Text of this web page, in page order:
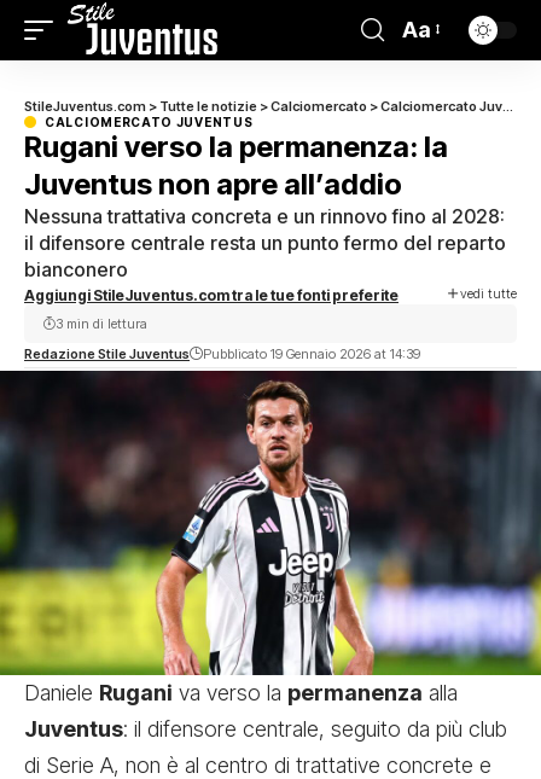
Aa
StileJuventus.com > Tutte le notizie >Calciomercato >Calciomercato Juventus
CALCIOMERCATO JUVENTUS
Rugani verso la permanenza: la
Juventus non apre all’addio
Nessuna trattativa concreta e un rinnovo fino al 2028:
il difensore centrale resta un punto fermo del reparto
bianconero
Aggiungi StileJuventus.com tra le tue fonti preferite vedi tutte
Redazione Stile Juventus Pubblicato 19 Gennaio 2026 at 14:39
3 min di lettura
Daniele Rugani va verso la permanenza alla
Juventus: il difensore centrale, seguito da più club
di Serie A, non è al centro di trattative concrete e